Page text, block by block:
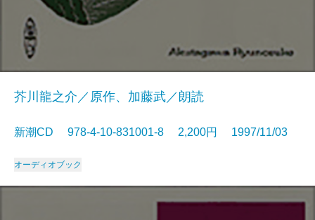
芥川龍之介／原作、加藤武／朗読
新潮CD 978-4-10-831001-8 2,200円 1997/11/03
オーディオブック